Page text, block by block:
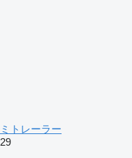
ミトレーラー
29